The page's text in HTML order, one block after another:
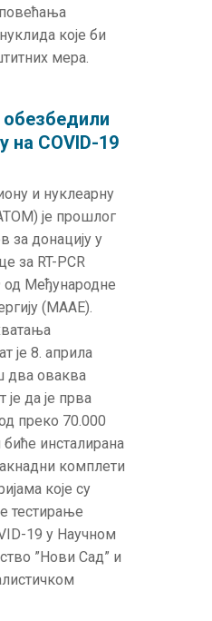
које би
мера.
на COVID-19
и нуклеарну
је прошлог
за донацију у
за RT-PCR
од Међународне
(МААЕ).
је 8. априла
два оваква
да је прва
преко 70.000
биће инсталирана
комплети
које су
тестирање
19 у Научном
”Нови Сад” и